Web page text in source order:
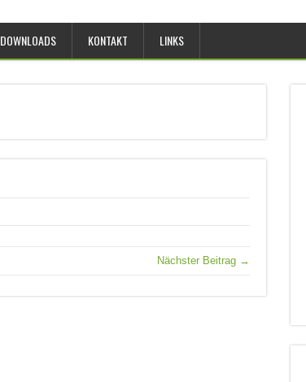
DOWNLOADS KONTAKT LINKS
Nächster Beitrag →